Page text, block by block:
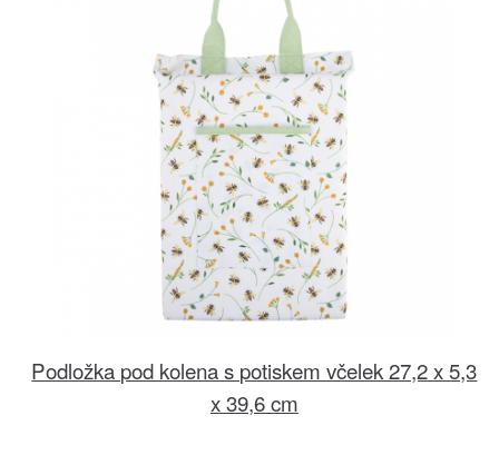
Podložka pod kolena s potiskem včelek 27,2 x 5,3
x 39,6 cm